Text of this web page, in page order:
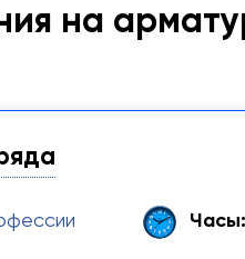
на
Часы: